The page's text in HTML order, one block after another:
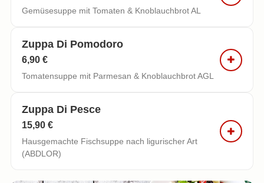
Gemüsesuppe mit Tomaten & Knoblauchbrot AL
Zuppa Di Pomodoro
6,90 €
Tomatensuppe mit Parmesan & Knoblauchbrot AGL
Zuppa Di Pesce
15,90 €
Hausgemachte Fischsuppe nach ligurischer Art
(ABDLOR)